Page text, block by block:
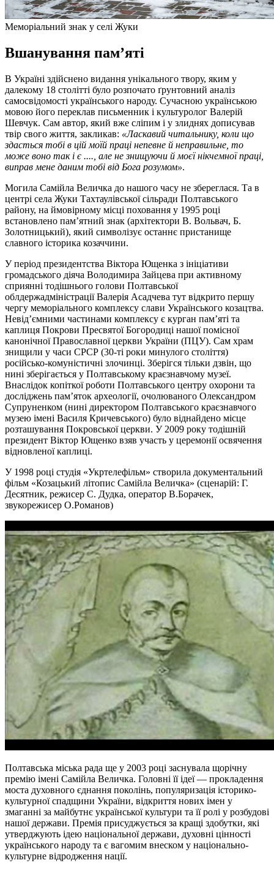
Меморіальний знак у селі Жуки
Вшанування пам’яті
В Україні здійснено видання унікального твору, яким у
далекому 18 столітті було розпочато ґрунтовний аналіз
самосвідомості українського народу. Сучасною українською
мовою його переклав письменник і культуролог Валерій
Шевчук. Сам автор, який вже сліпим і у злиднях дописував
твір свого життя, закликав: «Ласкавий читальнику, коли що
здасться тобі в цій моїй праці непевне й неправильне, то
може воно так і є ...., але не знищуючи й моєї нікчемної праці,
виправ мене даним тобі від Бога розумом».
Могила Самійла Величка до нашого часу не збереглася. Та в
центрі села Жуки Тахтаулівської сільради Полтавського
району, на ймовірному місці поховання у 1995 році
встановлено пам’ятний знак (архітектори В. Вольвач, Б.
Золотницький), який символізує останнє пристанище
славного історика козаччини.
У період президентства Віктора Ющенка з ініціативи
громадського діяча Володимира Зайцева при активному
сприянні тодішнього голови Полтавської
облдержадміністрації Валерія Асадчева тут відкрито першу
чергу меморіального комплексу слави Українського козацтва.
Невід’ємними частинами комплексу є курган пам’яті та
каплиця Покрови Пресвятої Богородиці нашої помісної
канонічної Православної церкви України (ПЦУ). Сам храм
знищили у часи СРСР (30-ті роки минулого століття)
російсько-комуністичні злочинці. Зберігся тільки дзвін, що
нині зберігається у Полтавському краєзнавчому музеї.
Внаслідок копіткої роботи Полтавського центру охорони та
досліджень пам’яток археології, очолюваного Олександром
Супруненком (нині директором Полтавського краєзнавчого
музею імені Василя Кричевського) було віднайдено місце
розташування Покровської церкви. У 2009 року тодішній
президент Віктор Ющенко взяв участь у церемонії освячення
відновленої каплиці.
У 1998 році студія «Укртелефільм» створила документальний
фільм «Козацький літопис Самійла Величка» (сценарій: Г.
Десятник, режисер С. Дудка, оператор В.Борачек,
звукорежисер О.Романов)
Полтавська міська рада ще у 2003 році заснувала щорічну
премію імені Самійла Величка. Головні її ідеї — прокладення
моста духовного єднання поколінь, популяризація історико-
культурної спадщини України, відкриття нових імен у
змаганні за майбутнє української культури та її ролі у розбудові
нашої держави. Премія присуджується за кращі здобутки, які
утверджують ідею національної держави, духовні цінності
українського народу та є вагомим внеском у національно-
культурне відродження нації.